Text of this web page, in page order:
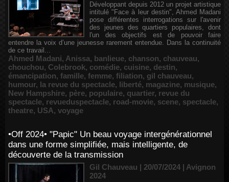
Développant depuis 2012 un projet artistique
intitulé "Face à leur destin", Ahmed Madani
pose différentes interrogations sur l'avenir
des jeunes des quartiers populaires, dont
l'un des objectifs est de pouvoir faire
entendre la voix d’une jeunesse rarement entendue. Dans la continuité
de ce travail...
Ahmed Madani, Anissa, banlieue, chanson, chauveau,
chouchou, Colebrook, comédie, cuisine, destin,
émancipation, famille, femme, filiation, gil chauveau,
humour, la revue du spectacle, liberté, magazine, musique,
New Hampshire, père, populaire, quartier, revue du
spectacle, revueduspectacle, road-movie, scene, spectacle,
theatre, USA, voyage
•Off 2024• "Papic" Un beau voyage intergénérationnel
dans une forme simplifiée, mais intelligente, de
découverte de la transmission
Gil Chauveau | 20/07/2024 | Avignon
2024